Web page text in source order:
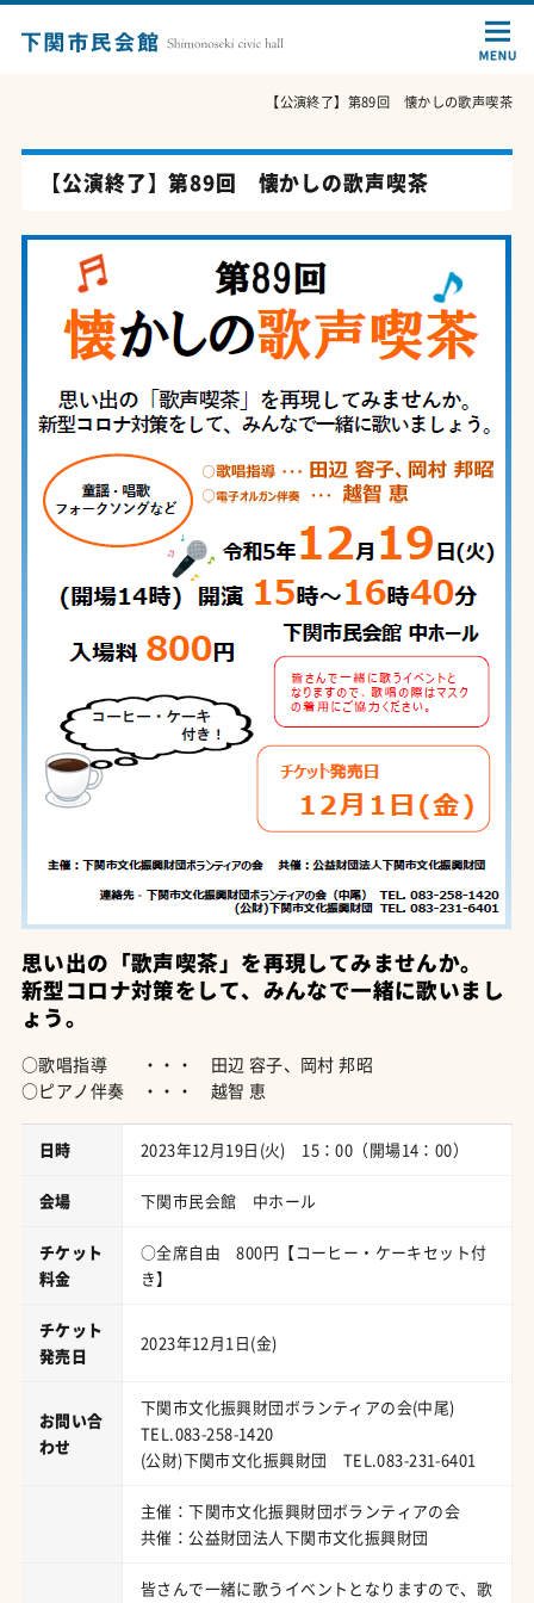
【公演終了】第89回 懐かしの歌声喫茶
【公演終了】第89回 懐かしの歌声喫茶
思い出の「歌声喫茶」を再現してみませんか。
新型コロナ対策をして、みんなで一緒に歌いまし
ょう。
○歌唱指導 ・・・ 田辺 容子、岡村 邦昭
○ピアノ伴奏 ・・・ 越智 恵
日時 2023年12月19日(火) 15：00（開場14：00）
会場 下関市民会館 中ホール
チケット
料金
○全席自由 800円【コーヒー・ケーキセット付
き】
チケット
発売日
2023年12月1日(金)
お問い合
わせ
下関市文化振興財団ボランティアの会(中尾)
TEL.083-258-1420
(公財)下関市文化振興財団 TEL.083-231-6401
主催：下関市文化振興財団ボランティアの会
共催：公益財団法人下関市文化振興財団
皆さんで一緒に歌うイベントとなりますので、歌